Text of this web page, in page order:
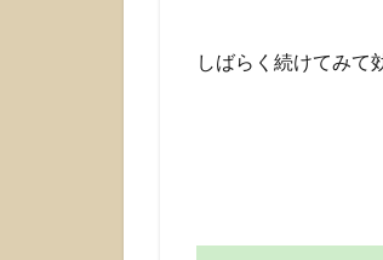
しばらく続けてみて